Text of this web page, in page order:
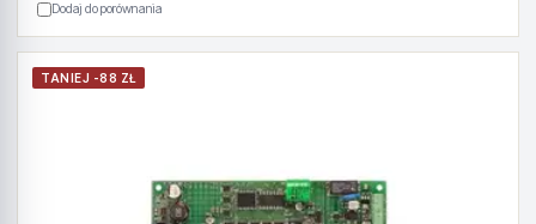
Dodaj do porównania
TANIEJ -88 ZŁ